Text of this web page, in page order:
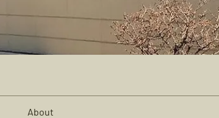
About